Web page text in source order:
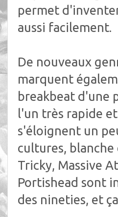
permet
aussi facilement.
De nouveaux
marquent
breakbeat d'une
l'un très rapide
s'éloignent un
cultures,
Tricky, Massive
Portishead sont
des nineties, et